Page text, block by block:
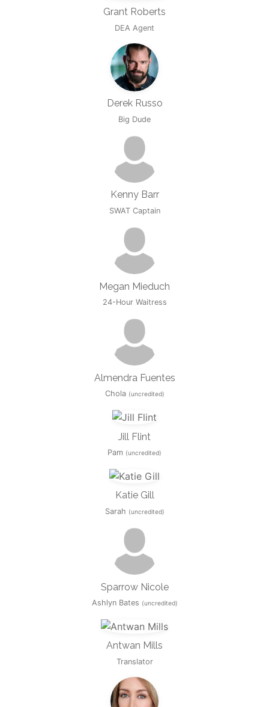
Grant Roberts
DEA Agent
Derek Russo
Big Dude
Kenny Barr
SWAT Captain
Megan Mieduch
24-Hour Waitress
Almendra Fuentes
Chola (uncredited)
Jill Flint
Pam (uncredited)
Katie Gill
Sarah (uncredited)
Sparrow Nicole
Ashlyn Bates (uncredited)
Antwan Mills
Translator